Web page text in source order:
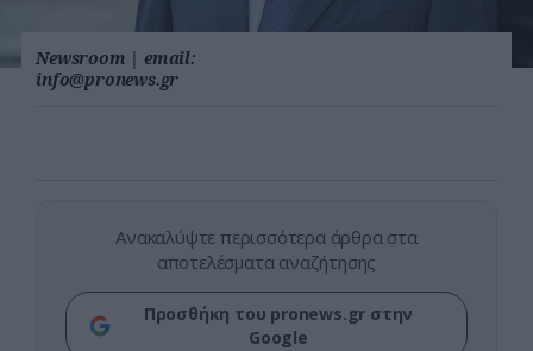
Newsroom | email:
info@pronews.gr
Ανακαλύψτε περισσότερα άρθρα στα
αποτελέσματα αναζήτησης
Προσθήκη του pronews.gr στην
Google